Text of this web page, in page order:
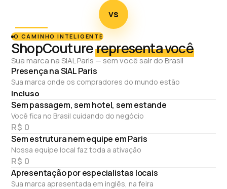
vs
O CAMINHO INTELIGENTE
ShopCouturerepresenta você
Sua marca na SIAL Paris — sem você sair do Brasil
Presença na SIAL Paris
Sua marca onde os compradores do mundo estão
incluso
Sem passagem, sem hotel, sem estande
Você fica no Brasil cuidando do negócio
R$ 0
Sem estrutura nem equipe em Paris
Nossa equipe local faz toda a ativação
R$ 0
Apresentação por especialistas locais
Sua marca apresentada em inglês, na feira